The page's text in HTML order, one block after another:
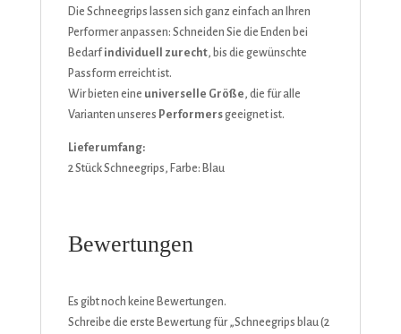
Die Schneegrips lassen sich ganz einfach an Ihren
Performer anpassen: Schneiden Sie die Enden bei
Bedarf individuell zurecht, bis die gewünschte
Passform erreicht ist.
Wir bieten eine universelle Größe, die für alle
Varianten unseres Performersgeeignet ist.
Lieferumfang:
2 Stück Schneegrips, Farbe: Blau
Bewertungen
Es gibt noch keine Bewertungen.
Schreibe die erste Bewertung für „Schneegrips blau (2